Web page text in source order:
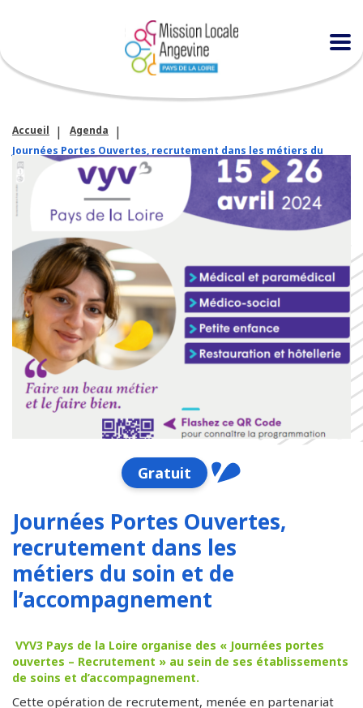
Accueil
Agenda
Journées Portes Ouvertes, recrutement dans les métiers du
soin et de l’accompagnement
Gratuit
Journées Portes Ouvertes,
recrutement dans les
métiers du soin et de
l’accompagnement
VYV3 Pays de la Loire organise des « Journées portes
ouvertes – Recrutement » au sein de ses établissements
de soins et d’accompagnement.
Cette opération de recrutement, menée en partenariat